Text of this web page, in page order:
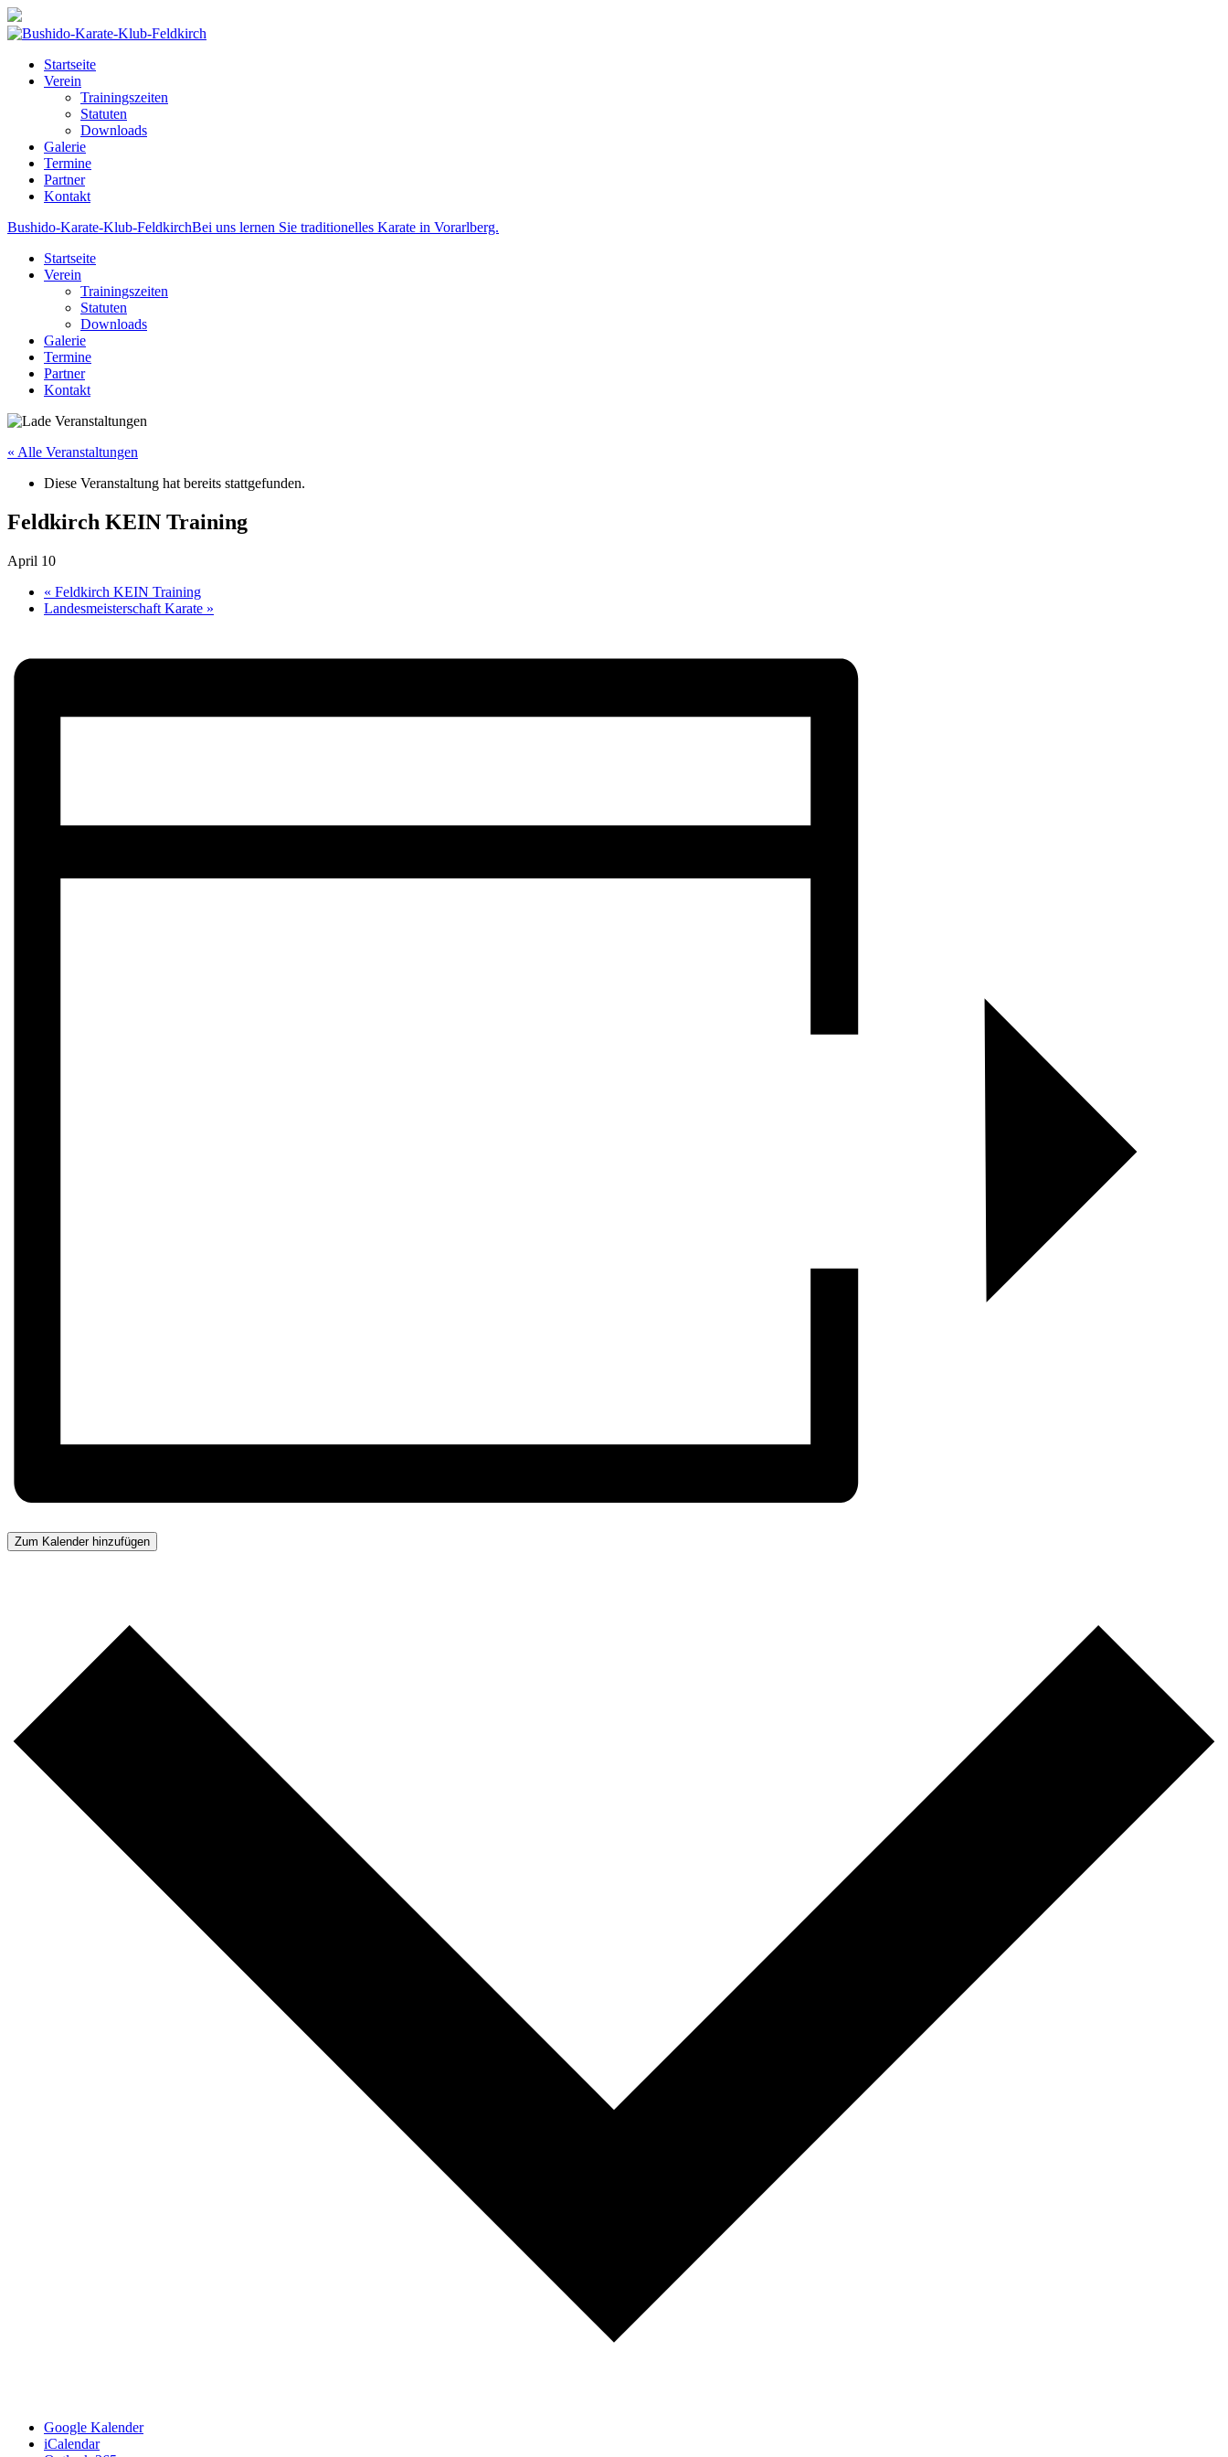
Startseite
Verein
Trainingszeiten
Statuten
Downloads
Galerie
Termine
Partner
Kontakt
Bushido-Karate-Klub-FeldkirchBei uns lernen Sie traditionelles Karate in Vorarlberg.
Startseite
Verein
Trainingszeiten
Statuten
Downloads
Galerie
Termine
Partner
Kontakt
« Alle Veranstaltungen
Diese Veranstaltung hat bereits stattgefunden.
Feldkirch KEIN Training
April 10
« Feldkirch KEIN Training
Landesmeisterschaft Karate »
Zum Kalender hinzufügen
Google Kalender
iCalendar